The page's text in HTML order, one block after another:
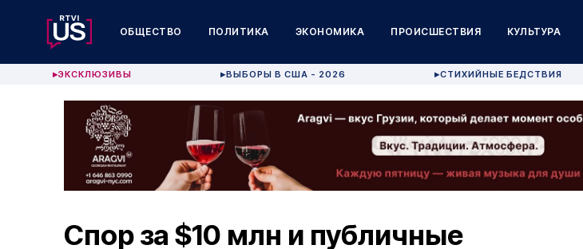
ОБЩЕСТВО ПОЛИТИКА ЭКОНОМИКА ПРОИСШЕСТВИЯ КУЛЬТУРА
▶ЭКСКЛЮЗИВЫ ▶ВЫБОРЫ В США - 2026 ▶СТИХИЙНЫЕ БЕДСТВИЯ
Спор за $10 млн и публичные